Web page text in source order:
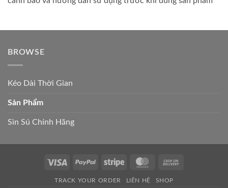
BROWSE
Kéo Dài Thời Gian
Sản Phẩm
Sìn Sú Chính Hãng
Visa PayPal Stripe MasterCard
TRACK YOUR ORDER LIÊN HỆ SHOP